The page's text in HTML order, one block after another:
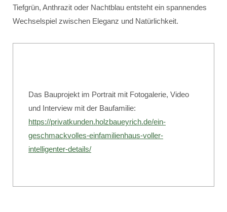
Tiefgrün, Anthrazit oder Nachtblau entsteht ein spannendes
Wechselspiel zwischen Eleganz und Natürlichkeit.
Das Bauprojekt im Portrait mit Fotogalerie, Video
und Interview mit der Baufamilie:
https://privatkunden.holzbaueyrich.de/ein-
geschmackvolles-einfamilienhaus-voller-
intelligenter-details/